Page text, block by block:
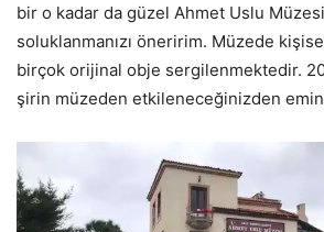
bir o kadar da güzel Ahmet Uslu
soluklanmanızı öneririm. Müzede
birçok orijinal obje sergilenmektedir.
şirin müzeden etkileneceğinizden